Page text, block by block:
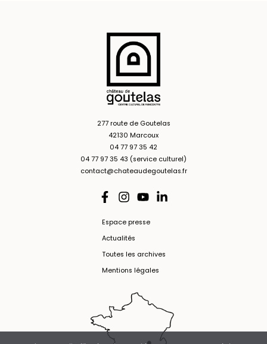
277 route de Goutelas
42130 Marcoux
04 77 97 35 42
04 77 97 35 43 (service culturel)
contact@chateaudegoutelas.fr
Espace presse
Actualités
Toutes les archives
Mentions légales